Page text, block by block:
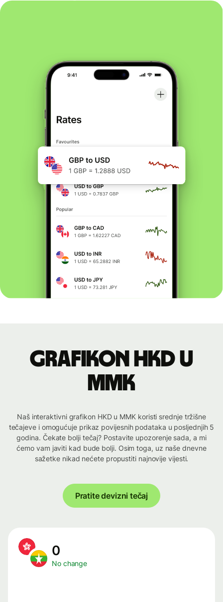
Grafikon HKD u
MMK
Naš interaktivni grafikon HKD u MMK koristi srednje tržišne
tečajeve i omogućuje prikaz povijesnih podataka u posljednjih 5
godina. Čekate bolji tečaj? Postavite upozorenje sada, a mi
ćemo vam javiti kad bude bolji. Osim toga, uz naše dnevne
sažetke nikad nećete propustiti najnovije vijesti.
Pratite devizni tečaj
0
No change